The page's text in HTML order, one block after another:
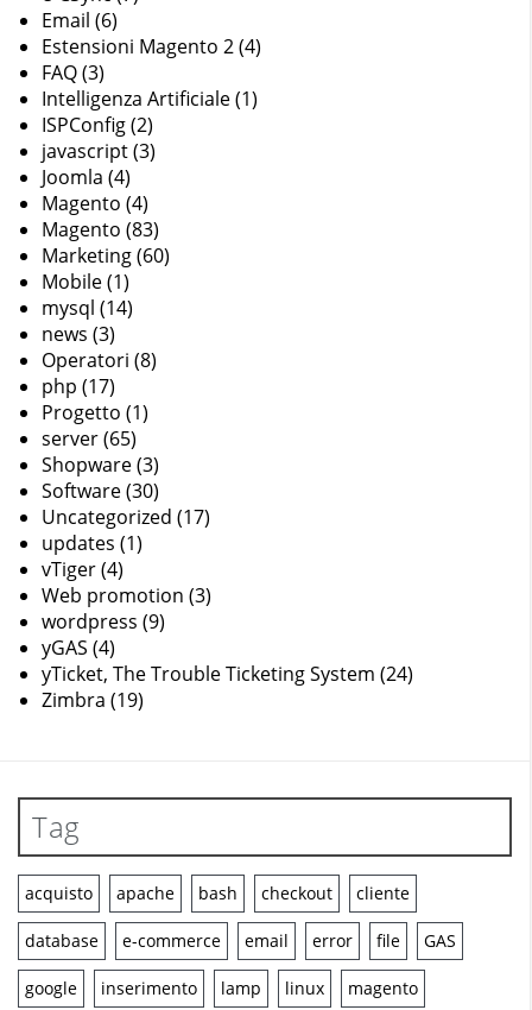
Email (6)
Estensioni Magento 2(4)
FAQ(3)
Intelligenza Artificiale(1)
ISPConfig(2)
javascript(3)
Joomla (4)
Magento (4)
Magento (83)
Marketing(60)
Mobile(1)
mysql (14)
news (3)
Operatori (8)
php (17)
Progetto (1)
server(65)
Shopware(3)
Software(30)
Uncategorized (17)
updates (1)
vTiger(4)
Web promotion (3)
wordpress (9)
yGAS (4)
yTicket, The Trouble Ticketing System (24)
Zimbra (19)
Tag
acquisto apache bash checkout cliente
database e-commerce email error file GAS
google inserimento lamp linux magento